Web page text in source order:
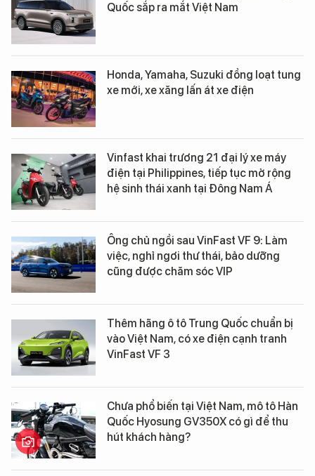
Quốc sắp ra mắt Việt Nam
Honda, Yamaha, Suzuki đồng loạt tung
xe mới, xe xăng lấn át xe điện
Vinfast khai trương 21 đại lý xe máy
điện tại Philippines, tiếp tục mở rộng
hệ sinh thái xanh tại Đông Nam Á
Ông chủ ngồi sau VinFast VF 9: Làm
việc, nghỉ ngơi thư thái, bảo dưỡng
cũng được chăm sóc VIP
Thêm hãng ô tô Trung Quốc chuẩn bị
vào Việt Nam, có xe điện cạnh tranh
VinFast VF 3
Chưa phổ biến tại Việt Nam, mô tô Hàn
Quốc Hyosung GV350X có gì để thu
hút khách hàng?